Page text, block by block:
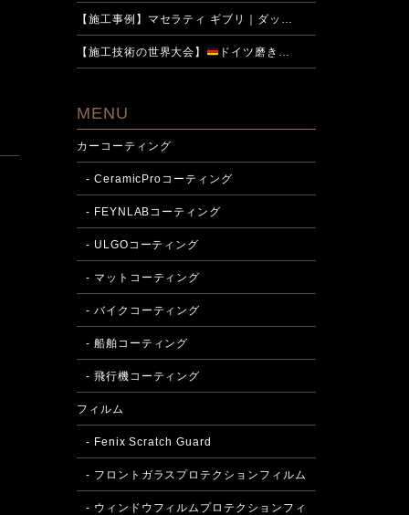
【施工事例】マセラティ ギブリ｜ダッ…
【施工技術の世界大会】 ドイツ磨き…
MENU
カーコーティング
- CeramicProコーティング
- FEYNLABコーティング
- ULGOコーティング
- マットコーティング
- バイクコーティング
- 船舶コーティング
- 飛行機コーティング
フィルム
- Fenix Scratch Guard
- フロントガラスプロテクションフィルム
- ウィンドウフィルムプロテクションフィ